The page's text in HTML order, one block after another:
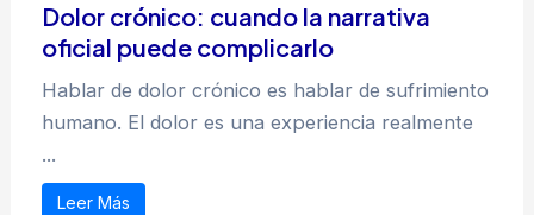
Dolor crónico: cuando la narrativa
oficial puede complicarlo
Hablar de dolor crónico es hablar de sufrimiento
humano. El dolor es una experiencia realmente
...
Leer Más